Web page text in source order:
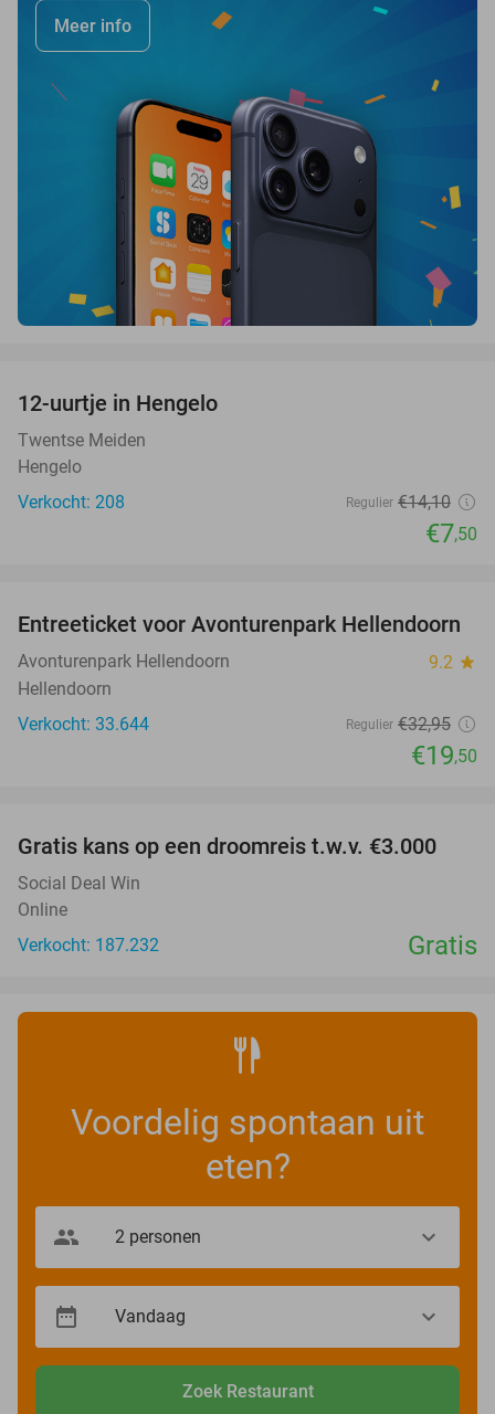
Meer info
12-uurtje in Hengelo
Twentse Meiden
Hengelo
Verkocht: 208
Regulier €14,10
€7,50
41%
Entreeticket voor Avonturenpark Hellendoorn
Avonturenpark Hellendoorn 9.2 star
Hellendoorn
Verkocht: 33.644
Regulier €32,95
€19,50
Gratis kans op een droomreis t.w.v. €3.000
Social Deal Win
Online
Verkocht: 187.232
Gratis
Voordelig spontaan uit
eten?
Zoek Restaurant